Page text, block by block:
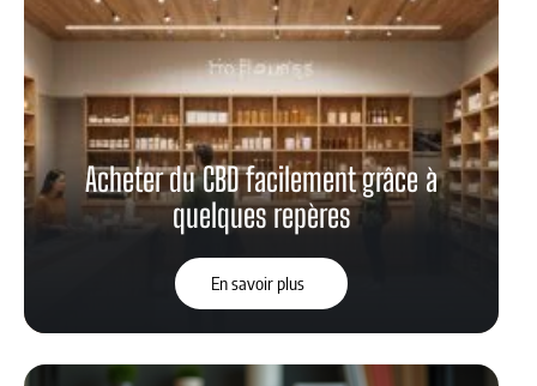
Acheter du CBD facilement grâce à
quelques repères
En savoir plus